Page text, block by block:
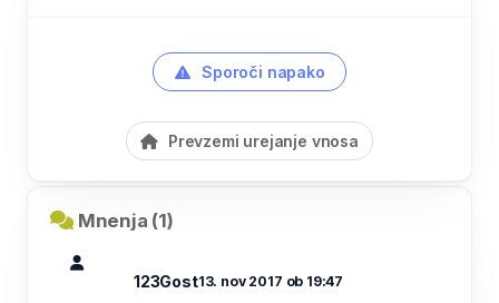
Sporoči napako
Prevzemi urejanje vnosa
Mnenja (1)
123Gost13. nov 2017 ob 19:47